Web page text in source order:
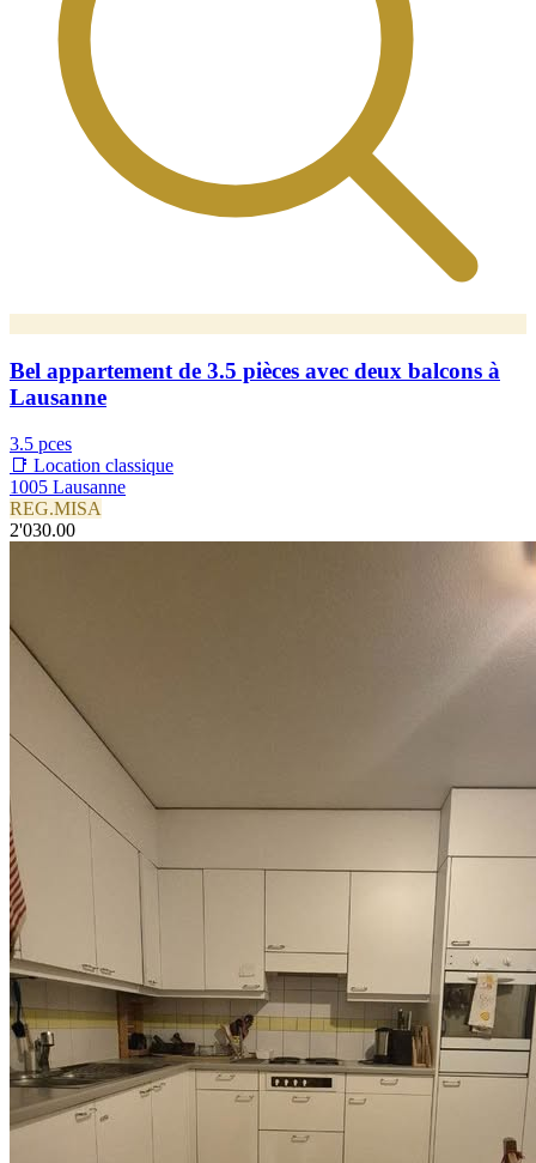
Bel appartement de 3.5 pièces avec deux balcons à
Lausanne
3.5 pces
📑 Location classique
1005 Lausanne
REG.MISA
2'030.00